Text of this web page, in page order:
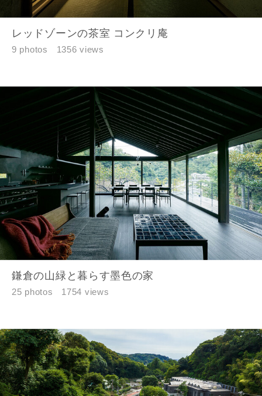
レッドゾーンの茶室 コンクリ庵
9 photos 1356 views
鎌倉の山緑と暮らす墨色の家
25 photos 1754 views
キャンセル